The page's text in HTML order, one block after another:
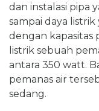
dan instalasi pipa
sampai daya
dengan kapasitas
listrik sebuah
antara 350 watt.
pemanas air
sedang.